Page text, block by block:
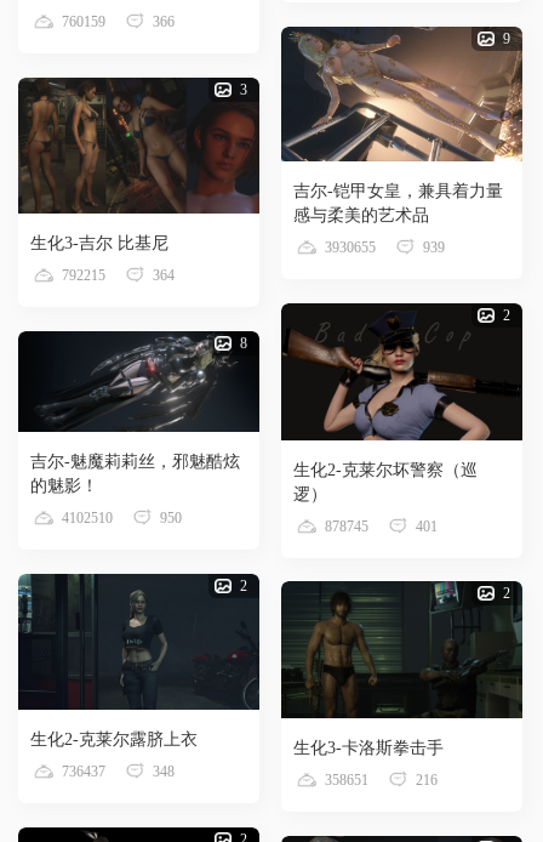
760159 366
3
生化3-吉尔 比基尼
792215 364
8
吉尔-魅魔莉莉丝，邪魅酷炫
的魅影！
4102510 950
2
生化2-克莱尔露脐上衣
736437 348
9
吉尔-铠甲女皇，兼具着力量
感与柔美的艺术品
3930655 939
2
生化2-克莱尔坏警察（巡
逻）
878745 401
2
生化3-卡洛斯拳击手
358651 216